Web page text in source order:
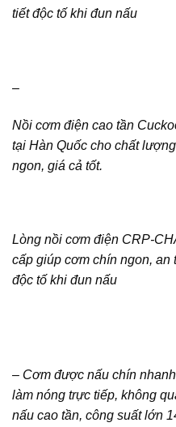
tiết độc tố khi đun nấu
–
Nồi cơm điện cao tần
tại Hàn Quốc cho chất
ngon, giá cả tốt.
Lòng nồi cơm điện CRP-
cấp giúp cơm chín ngon, an
độc tố khi đun nấu
– Cơm được nấu chín
làm nóng trực tiếp, không
nấu cao tần, công suất lớn